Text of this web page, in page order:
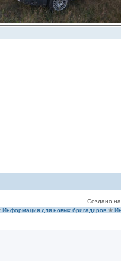
Создано
Информация для новых бригадиров ✭